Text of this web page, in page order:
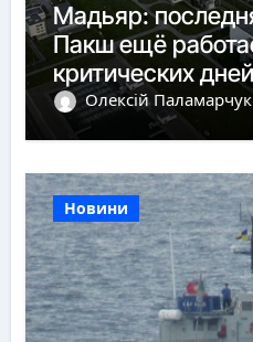
Мадьяр:
Пакш ещё
критических дней
Олексій Паламарчук
Новини